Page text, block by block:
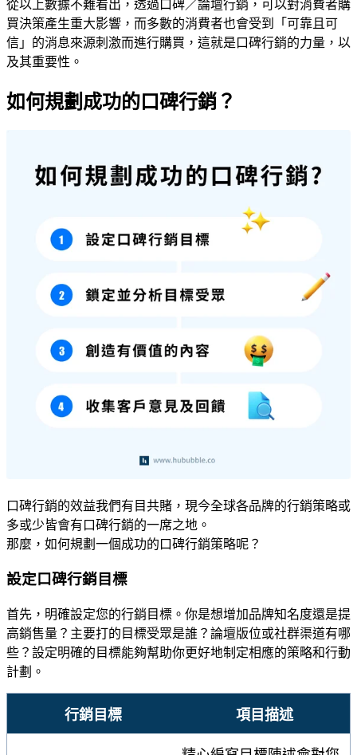
從以上數據不難看出，透過口碑／論壇行銷，可以對消費者購
買決策產生重大影響，而多數的消費者也會受到「可靠且可
信」的消息來源刺激而進行購買，這就是口碑行銷的力量，以
及其重要性。
如何規劃成功的口碑行銷？
口碑行銷的效益我們有目共賭，現今全球各品牌的行銷策略或
多或少皆會有口碑行銷的一席之地。
那麼，如何規劃一個成功的口碑行銷策略呢？
設定口碑行銷目標
首先，明確設定您的行銷目標。你是想增加品牌知名度還是提
高銷售量？主要打的目標受眾是誰？論壇版位或社群渠道有哪
些？設定明確的目標能夠幫助你更好地制定相應的策略和行動
計劃。
行銷目標 項目描述